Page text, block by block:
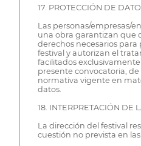
17. PROTECCIÓN DE
Las personas/empresas/
una obra garantizan que
derechos necesarios para
festival y autorizan el
facilitados
presente convocatoria,
normativa vigente en
datos.
18. INTERPRETACIÓN DE
La dirección del festival
cuestión no prevista en